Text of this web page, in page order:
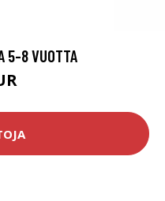
5-8 VUOTTA